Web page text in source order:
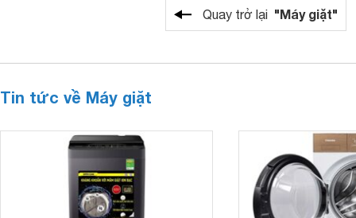
Quay trở lại "Máy giặt"
Tin tức về Máy giặt